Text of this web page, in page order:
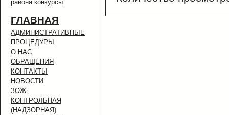
района конкурсы
ГЛАВНАЯ
АДМИНИСТРАТИВНЫЕ
ПРОЦЕДУРЫ
О НАС
ОБРАЩЕНИЯ
КОНТАКТЫ
НОВОСТИ
ЗОЖ
КОНТРОЛЬНАЯ
(НАДЗОРНАЯ)